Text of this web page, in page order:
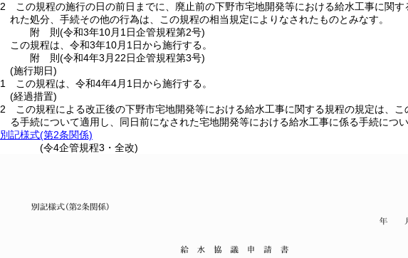
2
この規程の施行の日の前日までに、廃止前の下野市宅地開発等における給水工事に関す
れた処分、手続その他の行為は、この規程の相当規定によりなされたものとみなす。
附 則(令和3年10月1日企管規程第2号)
この規程は、令和3年10月1日から施行する。
附 則(令和4年3月22日企管規程第3号)
(施行期日)
1
この規程は、令和4年4月1日から施行する。
(経過措置)
2
この規程による改正後の下野市宅地開発等における給水工事に関する規程の規定は、
る手続について適用し、同日前になされた宅地開発等における給水工事に係る手続につ
別記様式(第2条関係)
(令4企管規程3・全改)